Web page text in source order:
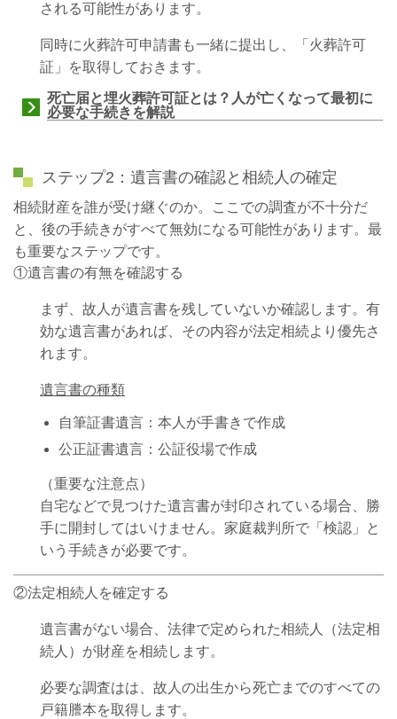
される可能性があります。
同時に火葬許可申請書も一緒に提出し、「火葬許可
証」を取得しておきます。
死亡届と埋火葬許可証とは？人が亡くなって最初に
必要な手続きを解説
ステップ2：遺言書の確認と相続人の確定
相続財産を誰が受け継ぐのか。ここでの調査が不十分だ
と、後の手続きがすべて無効になる可能性があります。最
も重要なステップです。
①遺言書の有無を確認する
まず、故人が遺言書を残していないか確認します。有
効な遺言書があれば、その内容が法定相続より優先さ
れます。
遺言書の種類
自筆証書遺言：本人が手書きで作成
公正証書遺言：公証役場で作成
（重要な注意点）
自宅などで見つけた遺言書が封印されている場合、勝
手に開封してはいけません。家庭裁判所で「検認」と
いう手続きが必要です。
②法定相続人を確定する
遺言書がない場合、法律で定められた相続人（法定相
続人）が財産を相続します。
必要な調査はは、故人の出生から死亡までのすべての
戸籍謄本を取得します。